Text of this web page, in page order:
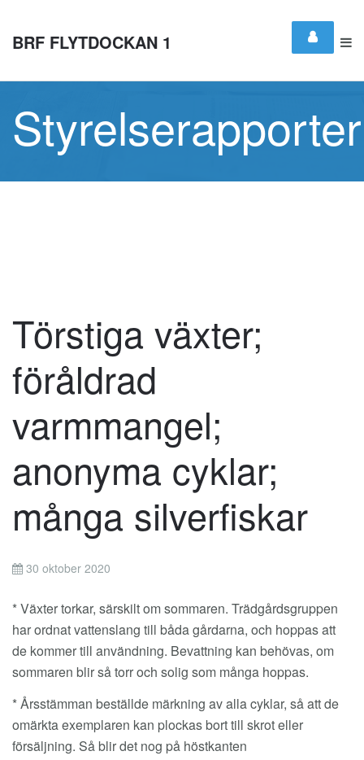
BRF FLYTDOCKAN 1
Styrelserapporter
Törstiga växter;
föråldrad
varmmangel;
anonyma cyklar;
många silverfiskar
30 oktober 2020
* Växter torkar, särskilt om sommaren. Trädgårdsgruppen
har ordnat vattenslang till båda gårdarna, och hoppas att
de kommer till användning. Bevattning kan behövas, om
sommaren blir så torr och solig som många hoppas.
* Årsstämman beställde märkning av alla cyklar, så att de
omärkta exemplaren kan plockas bort till skrot eller
försäljning. Så blir det nog på höstkanten